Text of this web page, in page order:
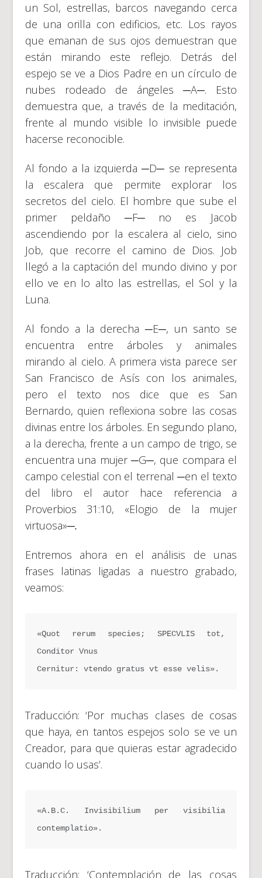
un Sol, estrellas, barcos navegando cerca
de una orilla con edificios, etc. Los rayos
que emanan de sus ojos demuestran que
están mirando este reflejo. Detrás del
espejo se ve a Dios Padre en un círculo de
nubes rodeado de ángeles ─A─. Esto
demuestra que, a través de la meditación,
frente al mundo visible lo invisible puede
hacerse reconocible.
Al fondo a la izquierda ─D─ se representa
la escalera que permite explorar los
secretos del cielo. El hombre que sube el
primer peldaño ─F─ no es Jacob
ascendiendo por la escalera al cielo, sino
Job, que recorre el camino de Dios. Job
llegó a la captación del mundo divino y por
ello ve en lo alto las estrellas, el Sol y la
Luna.
Al fondo a la derecha ─E─, un santo se
encuentra entre árboles y animales
mirando al cielo. A primera vista parece ser
San Francisco de Asís con los animales,
pero el texto nos dice que es San
Bernardo, quien reflexiona sobre las cosas
divinas entre los árboles. En segundo plano,
a la derecha, frente a un campo de trigo, se
encuentra una mujer ─G─, que compara el
campo celestial con el terrenal ─en el texto
del libro el autor hace referencia a
Proverbios 31:10, «Elogio de la mujer
virtuosa»─.
Entremos ahora en el análisis de unas
frases latinas ligadas a nuestro grabado,
veamos:
«Quot rerum species; SPECVLIS tot,
Conditor Vnus
Cernitur: vtendo gratus vt esse velis».
Traducción: ‘Por muchas clases de cosas
que haya, en tantos espejos solo se ve un
Creador, para que quieras estar agradecido
cuando lo usas’.
«A.B.C. Invisibilium per visibilia
contemplatio».
Traducción: ‘Contemplación de las cosas